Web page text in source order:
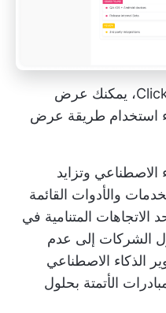
بمساعدة مستندات ClickUp Docs، يمكنك عرض
استخدام طريقة عرض
الاصطناعي وتزايد
والأدوات القائمة
الاتجاهات المتنامية في
الشركات إلى عدم
الذكاء الاصطناعي
الأتمتة بحلول